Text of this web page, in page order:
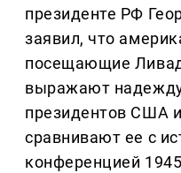
президенте РФ
заявил, что
посещающие
выражают
президентов США
сравнивают ее с
конференцией